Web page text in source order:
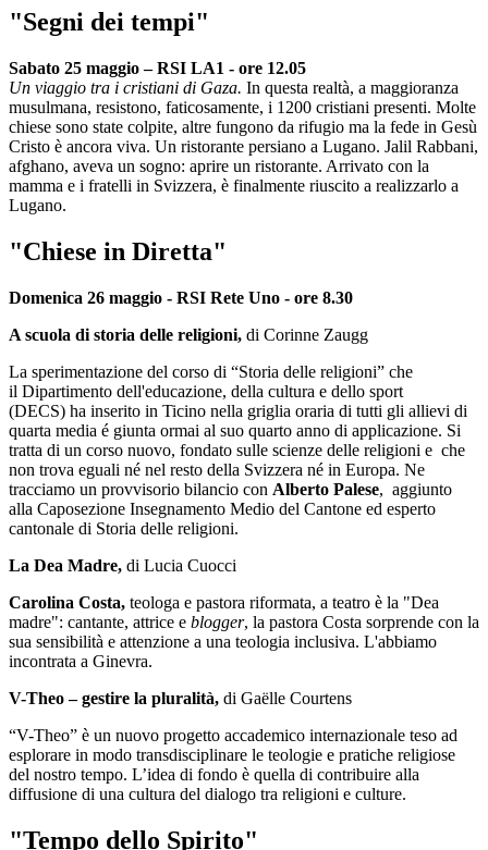
"Segni dei tempi"
Sabato 25 maggio – RSI LA1 - ore 12.05
Un viaggio tra i cristiani di Gaza. In questa realtà, a maggioranza
musulmana, resistono, faticosamente, i 1200 cristiani presenti. Molte
chiese sono state colpite, altre fungono da rifugio ma la fede in Gesù
Cristo è ancora viva. Un ristorante persiano a Lugano. Jalil Rabbani,
afghano, aveva un sogno: aprire un ristorante. Arrivato con la
mamma e i fratelli in Svizzera, è finalmente riuscito a realizzarlo a
Lugano.
"Chiese in Diretta"
Domenica 26 maggio - RSI Rete Uno - ore 8.30
A scuola di storia delle religioni, di Corinne Zaugg
La sperimentazione del corso di “Storia delle religioni” che
il Dipartimento dell'educazione, della cultura e dello sport
(DECS) ha inserito in Ticino nella griglia oraria di tutti gli allievi di
quarta media é giunta ormai al suo quarto anno di applicazione. Si
tratta di un corso nuovo, fondato sulle scienze delle religioni e che
non trova eguali né nel resto della Svizzera né in Europa. Ne
tracciamo un provvisorio bilancio con Alberto Palese, aggiunto
alla Caposezione Insegnamento Medio del Cantone ed esperto
cantonale di Storia delle religioni.
La Dea Madre, di Lucia Cuocci
Carolina Costa, teologa e pastora riformata, a teatro è la "Dea
madre": cantante, attrice e blogger, la pastora Costa sorprende con la
sua sensibilità e attenzione a una teologia inclusiva. L'abbiamo
incontrata a Ginevra.
V-Theo – gestire la pluralità, di Gaëlle Courtens
“V-Theo” è un nuovo progetto accademico internazionale teso ad
esplorare in modo transdisciplinare le teologie e pratiche religiose
del nostro tempo. L’idea di fondo è quella di contribuire alla
diffusione di una cultura del dialogo tra religioni e culture.
"Tempo dello Spirito"